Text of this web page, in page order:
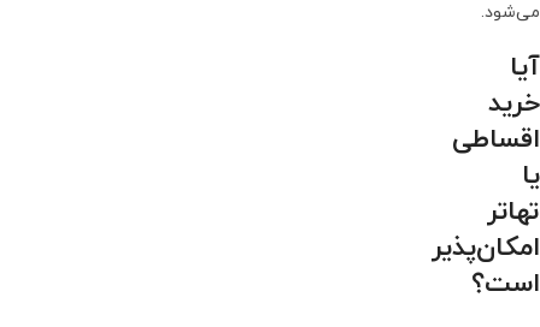
می‌شود.
آیا
خرید
اقساطی
یا
تهاتر
امکان‌پذیر
است؟